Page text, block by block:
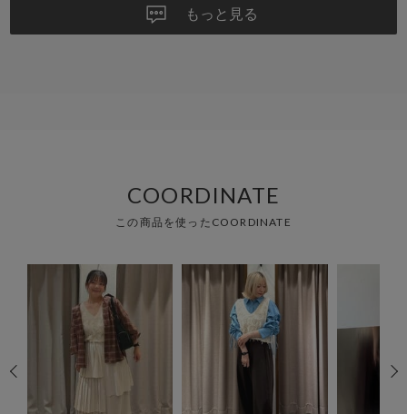
もっと見る
COORDINATE
この商品を使ったCOORDINATE